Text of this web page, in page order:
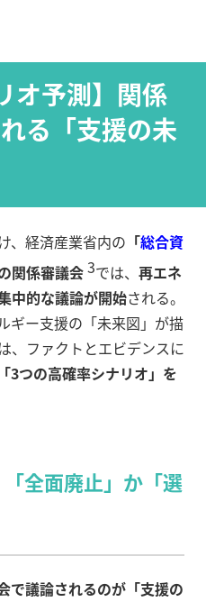
オ予測】関係
る「支援の未
、経済産業省内の 「総合資
関係審議会3では、 再エネ
中的な議論が開始される。
ギー支援の「未来図」が描
、ファクトとエビデンスに
「3つの高確率シナリオ」を
全面廃止」か「選
で議論されるのが「支援の